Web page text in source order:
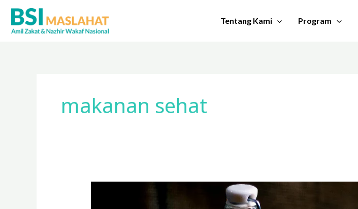
Lewati
konten
Tentang Kami Program
makanan sehat